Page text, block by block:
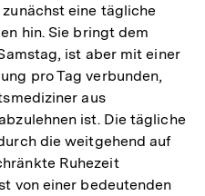
eine tägliche
hin. Sie bringt dem
ist aber mit einer
pro Tag verbunden,
aus
ist. Die tägliche
die weitgehend auf
Ruhezeit
von einer bedeutenden